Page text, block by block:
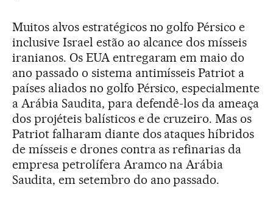
Muitos alvos estratégicos no golfo Pérsico e
inclusive Israel estão ao alcance dos mísseis
iranianos. Os EUA entregaram em maio do
ano passado o sistema antimísseis Patriot a
países aliados no golfo Pérsico, especialmente
a Arábia Saudita, para defendê-los da ameaça
dos projéteis balísticos e de cruzeiro. Mas os
Patriot falharam diante dos ataques híbridos
de mísseis e drones contra as refinarias da
empresa petrolífera Aramco na Arábia
Saudita, em setembro do ano passado.